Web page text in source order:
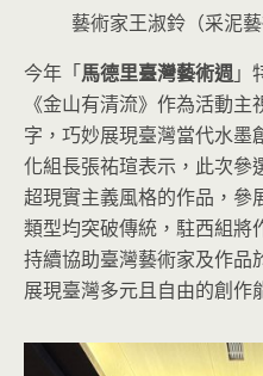
藝術家王淑鈴（采泥藝
今年「馬德里臺灣藝術週 」
《金山有清流》作為活動
字，巧妙展現臺灣當代水墨
化組長張祐瑄表示，此次參
超現實主義風格的作品，參
類型均突破傳統，駐西組將
持續協助臺灣藝術家及作品
展現臺灣多元且自由的創作